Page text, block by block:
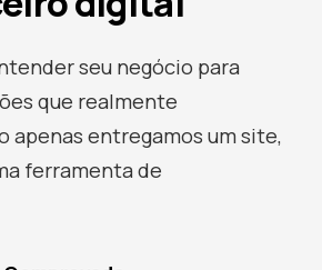
seu negócio para
que realmente
apenas entregamos um site,
ferramenta de